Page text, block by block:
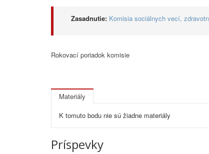
Zasadnutie: Komisia sociálnych vecí,
Rokovací poriadok komisie
Materiály
K tomuto bodu nie sú žiadne materiály
Príspevky